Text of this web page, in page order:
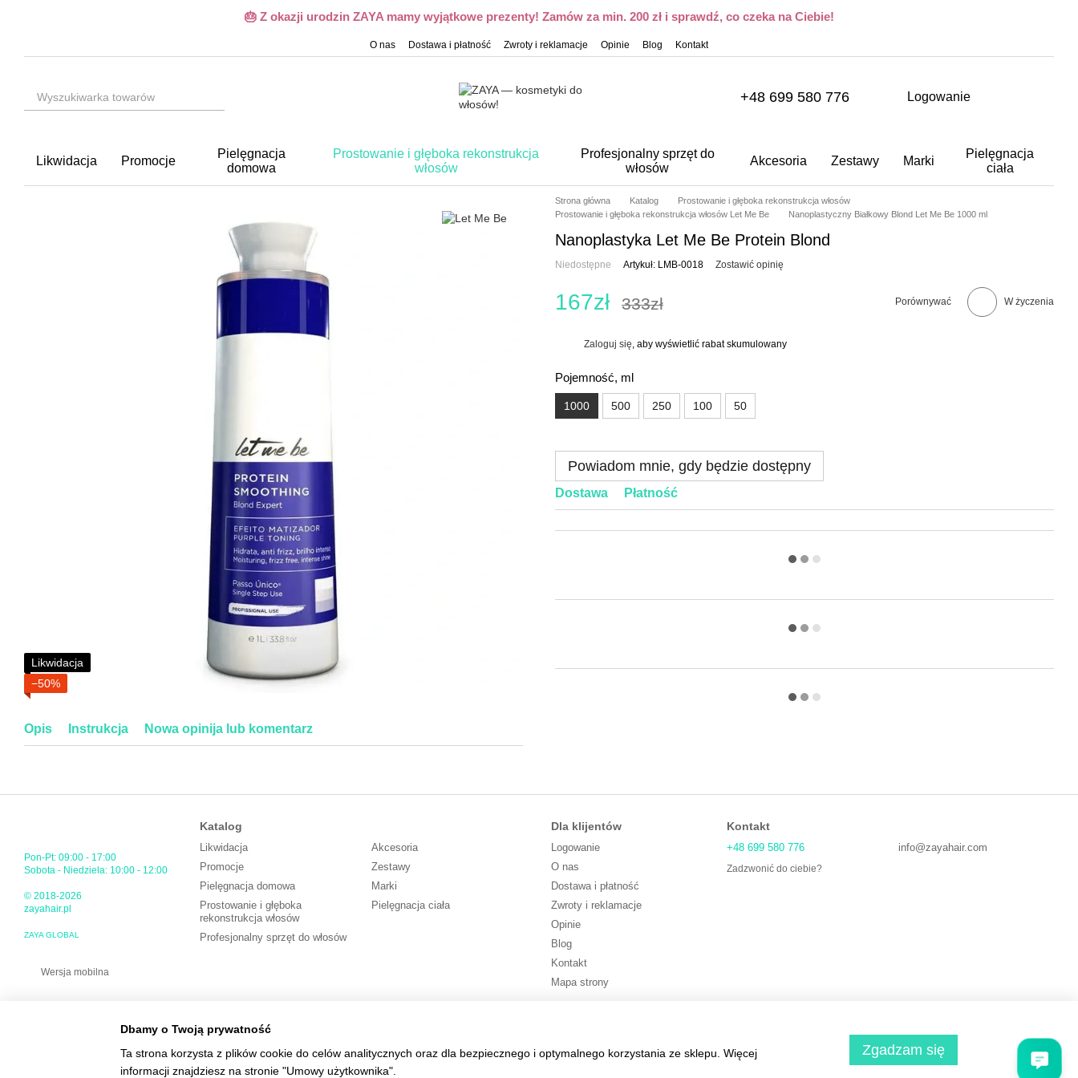
🎂 Z okazji urodzin ZAYA mamy wyjątkowe prezenty! Zamów za min. 200 zł i sprawdź, co czeka na Ciebie!
O nas Dostawa i płatność Zwroty i reklamacje Opinie Blog Kontakt
+48 699 580 776 Logowanie
Likwidacja Promocje
Pielęgnacja
domowa
Prostowanie i głęboka rekonstrukcja
włosów
Profesjonalny sprzęt do
włosów
Akcesoria Zestawy Marki
Pielęgnacja
ciała
Likwidacja
−50%
Opis Instrukcja Nowa opinija lub komentarz
Strona główna Katalog
Prostowanie i głęboka rekonstrukcja włosów
Prostowanie i głęboka rekonstrukcja włosów Let Me Be
Nanoplastyczny Białkowy Blond Let Me Be 1000 ml
Nanoplastyka Let Me Be Protein Blond
Niedostępne Artykuł: LMB-0018 Zostawić opinię
167zł 333zł Porównywać W życzenia
Zaloguj się , aby wyświetlić rabat skumulowany
Pojemność, ml
1000 500 250 100 50
Powiadom mnie, gdy będzie dostępny
Dostawa Płatność
Pon-Pt: 09:00 - 17:00
Sobota - Niedziela: 10:00 - 12:00
© 2018-2026
zayahair.pl
ZAYA GLOBAL
Wersja mobilna
Katalog
Likwidacja
Promocje
Pielęgnacja domowa
Prostowanie i głęboka
rekonstrukcja włosów
Profesjonalny sprzęt do włosów
Akcesoria
Zestawy
Marki
Pielęgnacja ciała
Dla klijentów
Logowanie
O nas
Dostawa i płatność
Zwroty i reklamacje
Opinie
Blog
Kontakt
Mapa strony
Kontakt
+48 699 580 776
Zadzwonić do ciebie?
info@zayahair.com
Dbamy o Twoją prywatność
Ta strona korzysta z plików cookie do celów analitycznych oraz dla bezpiecznego i optymalnego korzystania ze sklepu. Więcej
informacji znajdziesz na stronie "Umowy użytkownika".
Zgadzam się